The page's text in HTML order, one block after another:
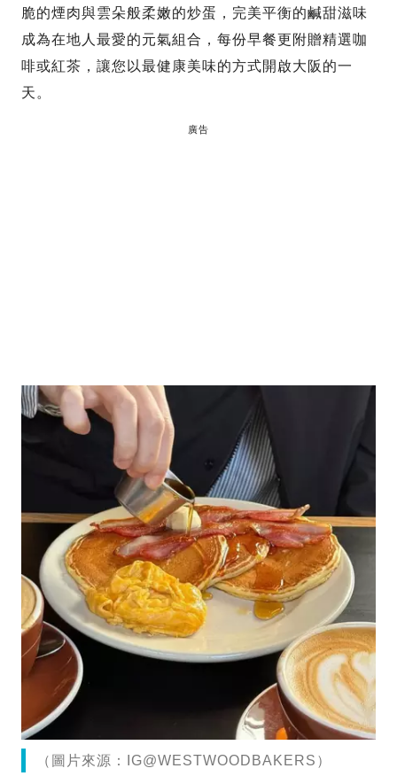
脆的煙肉與雲朵般柔嫩的炒蛋，完美平衡的鹹甜滋味
成為在地人最愛的元氣組合，每份早餐更附贈精選咖
啡或紅茶，讓您以最健康美味的方式開啟大阪的一
天。
廣告
（圖片來源：IG@WESTWOODBAKERS）